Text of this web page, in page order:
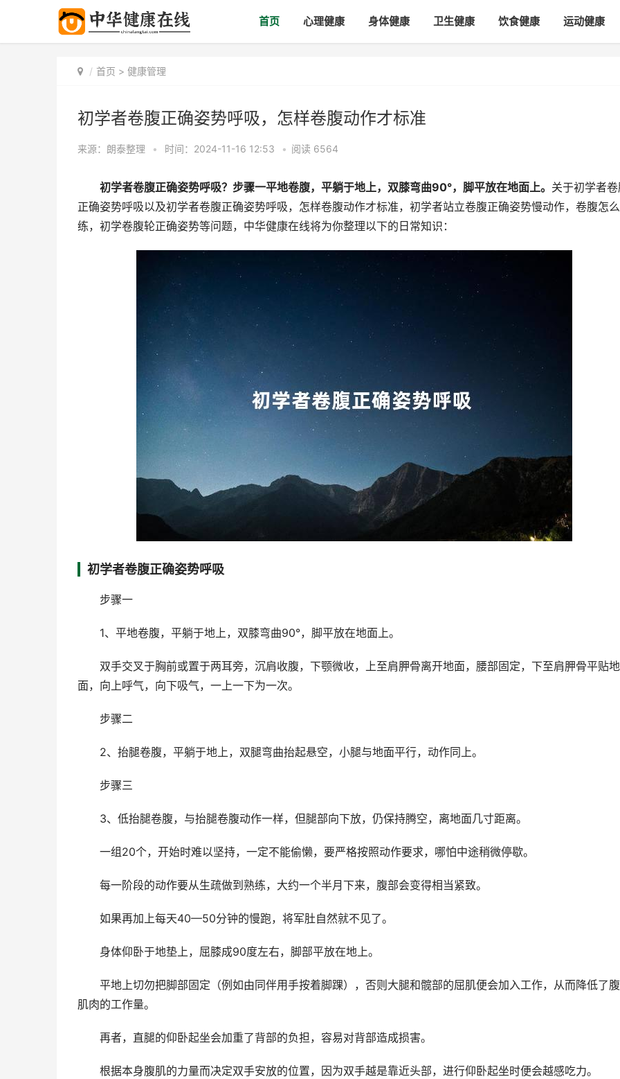
首页 心理健康 身体健康 卫生健康 饮食健康 运动健康
首页 > 健康管理
初学者卷腹正确姿势呼吸，怎样卷腹动作才标准
来源： 朗泰整理 • 时间：2024-11-16 12:53 • 阅读 6564
初学者卷腹正确姿势呼吸？步骤一平地卷腹，平躺于地上，双膝弯曲90°，脚平放在地面上。 关于初学者
正确姿势呼吸以及初学者卷腹正确姿势呼吸，怎样卷腹动作才标准，初学者站立卷腹正确姿势慢动作，卷腹怎么
练，初学卷腹轮正确姿势等问题，中华健康在线将为你整理以下的日常知识：
初学者卷腹正确姿势呼吸
步骤一
1、平地卷腹，平躺于地上，双膝弯曲90°，脚平放在地面上。
双手交叉于胸前或置于两耳旁，沉肩收腹，下颚微收，上至肩胛骨离开地面，腰部固定，下至肩胛骨平贴地
面，向上呼气，向下吸气，一上一下为一次。
步骤二
2、抬腿卷腹，平躺于地上，双腿弯曲抬起悬空，小腿与地面平行，动作同上。
步骤三
3、低抬腿卷腹，与抬腿卷腹动作一样，但腿部向下放，仍保持腾空，离地面几寸距离。
一组20个，开始时难以坚持，一定不能偷懒，要严格按照动作要求，哪怕中途稍微停歇。
每一阶段的动作要从生疏做到熟练，大约一个半月下来，腹部会变得相当紧致。
如果再加上每天40—50分钟的慢跑，将军肚自然就不见了。
身体仰卧于地垫上，屈膝成90度左右，脚部平放在地上。
平地上切勿把脚部固定（例如由同伴用手按着脚踝），否则大腿和髋部的屈肌便会加入工作，从而降低了
肌肉的工作量。
再者，直腿的仰卧起坐会加重了背部的负担，容易对背部造成损害。
根据本身腹肌的力量而决定双手安放的位置，因为双手越是靠近头部，进行仰卧起坐时便会越感吃力。